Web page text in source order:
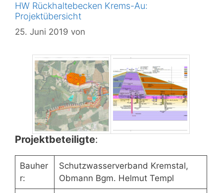
HW Rückhaltebecken Krems-Au:
Projektübersicht
25. Juni 2019 von
Projektbeteiligte:
Bauher
r:
Schutzwasserverband Kremstal,
Obmann Bgm. Helmut Templ